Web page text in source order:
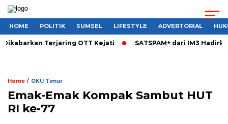
HOME POLITIK SUMSEL LIFESTYLE ADVERTORIAL
Terjaring OTT Kejati SATSPAM+ dari IM3
Home / OKU Timur
Emak-Emak Kompak Sambut HUT
RI ke-77